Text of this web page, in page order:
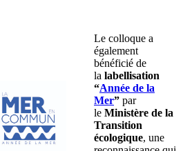
Le colloque a
également
bénéficié de
la labellisation
“Année de la
Mer” par
le Ministère de la
Transition
écologique, une